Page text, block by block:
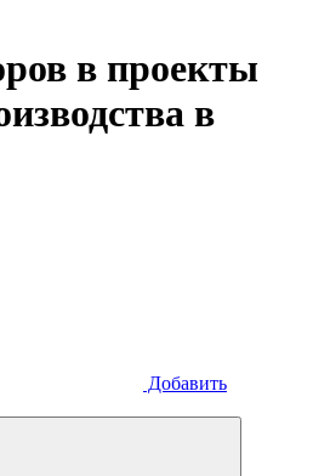
в проекты
в
Добавить